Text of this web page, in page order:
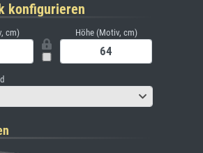
konfigurieren
cm) Höhe (Motiv, cm)